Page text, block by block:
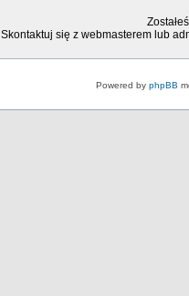
Skontaktuj się z webmasterem lub
Powered by phpBB